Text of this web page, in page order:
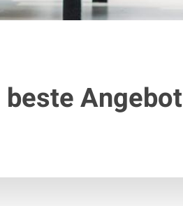
beste Angebot